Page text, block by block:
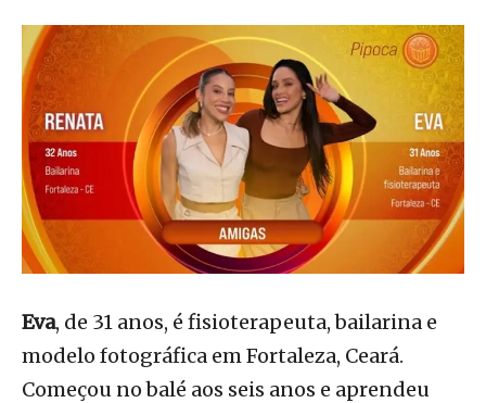
Eva, de 31 anos, é fisioterapeuta, bailarina e
modelo fotográfica em Fortaleza, Ceará.
Começou no balé aos seis anos e aprendeu